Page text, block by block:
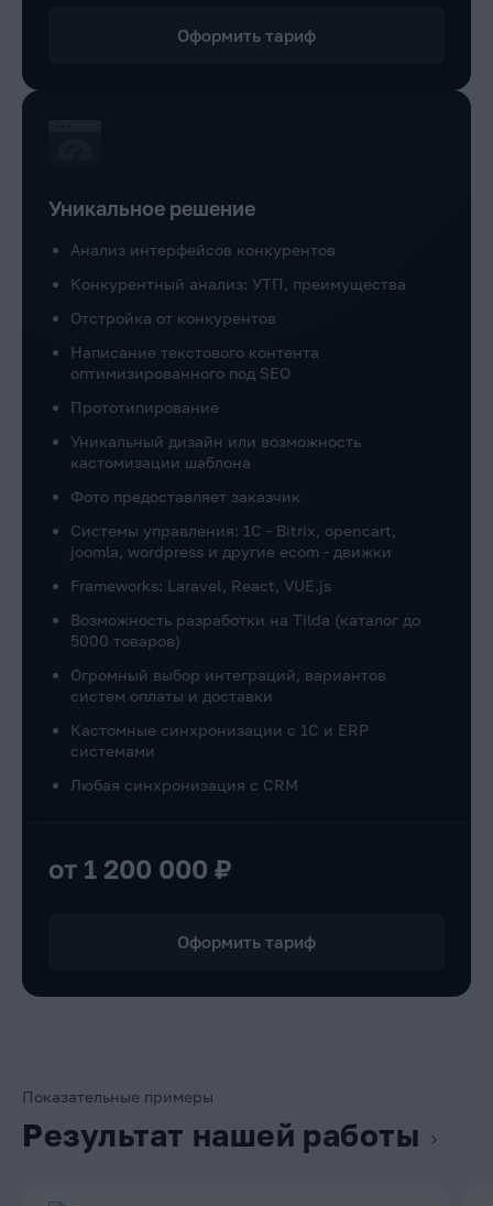
Оформить тариф
Уникальное решение
Анализ интерфейсов конкурентов
Конкурентный анализ: УТП, преимущества
Отстройка от конкурентов
Написание текстового контента
оптимизированного под SEO
Прототипирование
Уникальный дизайн или возможность
кастомизации шаблона
Фото предоставляет заказчик
Системы управления: 1C - Bitrix, opencart,
joomla, wordpress и другие ecom - движки
Frameworks: Laravel, React, VUE.js
Возможность разработки на Tilda (каталог до
5000 товаров)
Огромный выбор интеграций, вариантов
систем оплаты и доставки
Кастомные синхронизации с 1С и ERP
системами
Любая синхронизация с CRM
от 1 200 000 ₽
Оформить тариф
Показательные примеры
Результат нашей работы